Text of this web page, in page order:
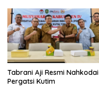
Tabrani Aji Resmi Nahkodai
Pergatsi Kutim